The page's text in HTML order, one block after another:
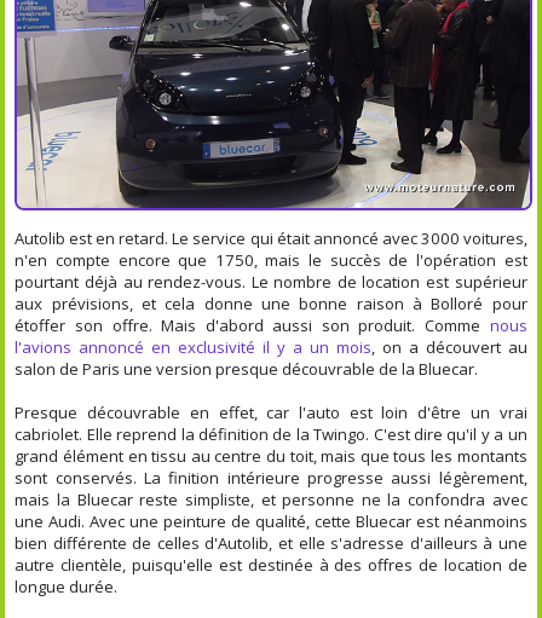
Autolib est en retard. Le service qui était annoncé avec 3000 voitures,
n'en compte encore que 1750, mais le succès de l'opération est
pourtant déjà au rendez-vous. Le nombre de location est supérieur
aux prévisions, et cela donne une bonne raison à Bolloré pour
étoffer son offre. Mais d'abord aussi son produit. Comme nous
l'avions annoncé en exclusivité il y a un mois, on a découvert au
salon de Paris une version presque découvrable de la Bluecar.
Presque découvrable en effet, car l'auto est loin d'être un vrai
cabriolet. Elle reprend la définition de la Twingo. C'est dire qu'il y a un
grand élément en tissu au centre du toit, mais que tous les montants
sont conservés. La finition intérieure progresse aussi légèrement,
mais la Bluecar reste simpliste, et personne ne la confondra avec
une Audi. Avec une peinture de qualité, cette Bluecar est néanmoins
bien différente de celles d'Autolib, et elle s'adresse d'ailleurs à une
autre clientèle, puisqu'elle est destinée à des offres de location de
longue durée.